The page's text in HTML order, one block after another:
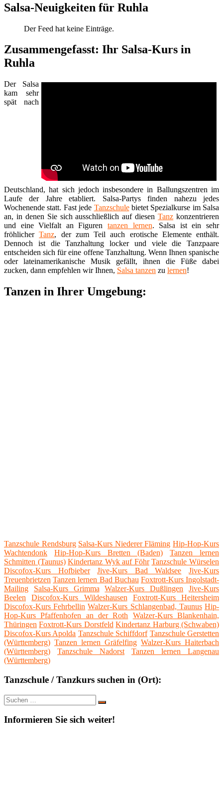
Salsa-Neuigkeiten für Ruhla
Der Feed hat keine Einträge.
Zusammengefasst: Ihr Salsa-Kurs in
Ruhla
Der Salsa
kam sehr
spät nach
Deutschland, hat sich jedoch insbesondere in Ballungszentren im
Laufe der Jahre etabliert. Salsa-Partys finden nahezu jedes
Wochenende statt. Fast jede Tanzschulebietet Spezialkurse im Salsa
an, in denen Sie sich ausschließlich auf diesenTanz konzentrieren
und eine Vielfalt an Figuren tanzen lernen. Salsa ist ein sehr
fröhlicherTanz, der zum Teil auch erotische Elemente enthält.
Dennoch ist die Tanzhaltung locker und viele die Tanzpaare
entscheiden sich für eine offene Tanzhaltung. Wenn Ihnen spanische
oder lateinamerikanische Musik gefällt, ihnen die Füße dabei
zucken, dann empfehlen wir Ihnen, Salsa tanzen zu lernen!
Tanzen in Ihrer Umgebung:
Tanzschule Rendsburg Salsa-Kurs Niederer Fläming Hip-Hop-Kurs
Wachtendonk
Hip-Hop-Kurs Bretten (Baden)
Tanzen lernen
Schmitten (Taunus) Kindertanz Wyk auf Föhr Tanzschule Würselen
Discofox-Kurs Hofbieber
Jive-Kurs Bad Waldsee
Jive-Kurs
Treuenbrietzen Tanzen lernen Bad Buchau Foxtrott-Kurs Ingolstadt-
Mailing
Salsa-Kurs Grimma Walzer-Kurs Dußlingen
Jive-Kurs
Beelen
Discofox-Kurs Wildeshausen
Foxtrott-Kurs Heitersheim
Discofox-Kurs Fehrbellin Walzer-Kurs Schlangenbad, Taunus Hip-
Hop-Kurs Pfaffenhofen an der Roth
Walzer-Kurs Blankenhain,
Thüringen Foxtrott-Kurs Dorstfeld Kindertanz Harburg (Schwaben)
Discofox-Kurs Apolda Tanzschule Schiffdorf Tanzschule Gerstetten
(Württemberg) Tanzen lernen Gräfelfing Walzer-Kurs Haiterbach
(Württemberg)
Tanzschule Nadorst
Tanzen lernen Langenau
(Württemberg)
Tanzschule / Tanzkurs suchen in (Ort):
Suche
nach:
Suchen
Informieren Sie sich weiter!